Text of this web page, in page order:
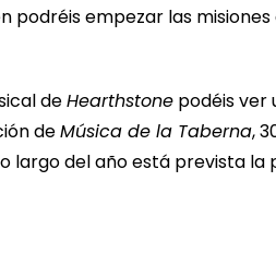
podréis empezar las
deHearthstone podéis ver
deMúsica de la Taberna,
largo del año está prevista